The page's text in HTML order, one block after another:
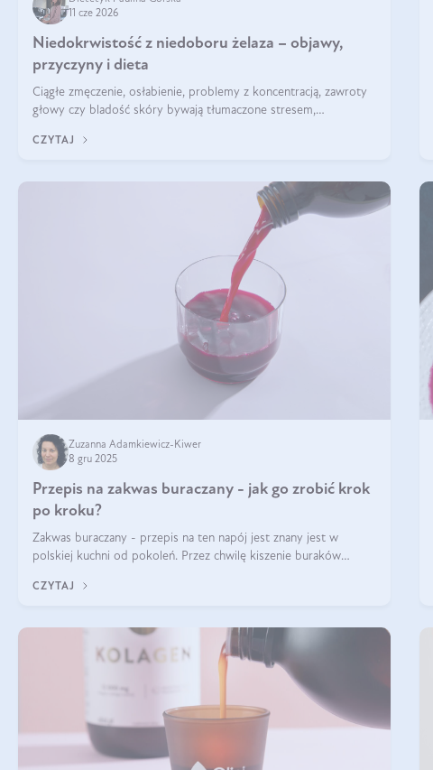
11 cze 2026
Niedokrwistość z niedoboru żelaza – objawy,
przyczyny i dieta
Ciągłe zmęczenie, osłabienie, problemy z koncentracją, zawroty
głowy czy bladość skóry bywają tłumaczone stresem,
może być niedokrwistość z niedoboru żelaza.
CZYTAJ
Zuzanna Adamkiewicz-Kiwer
8 gru 2025
Przepis na zakwas buraczany - jak go zrobić krok
po kroku?
Zakwas buraczany - przepis na ten napój jest znany jest w
polskiej kuchni od pokoleń. Przez chwilę kiszenie buraków
na fali popularności na
CZYTAJ